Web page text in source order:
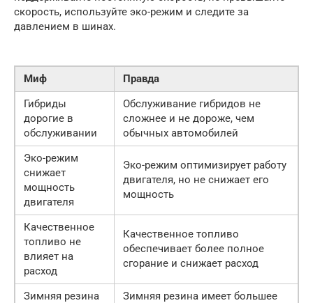
скорость, используйте эко-режим и следите за
давлением в шинах.
Миф
Правда
Гибриды
дорогие в
обслуживании
Обслуживание гибридов не
сложнее и не дороже, чем
обычных автомобилей
Эко-режим
снижает
мощность
двигателя
Эко-режим оптимизирует работу
двигателя, но не снижает его
мощность
Качественное
топливо не
влияет на
расход
Качественное топливо
обеспечивает более полное
сгорание и снижает расход
Зимняя резина
Зимняя резина имеет большее